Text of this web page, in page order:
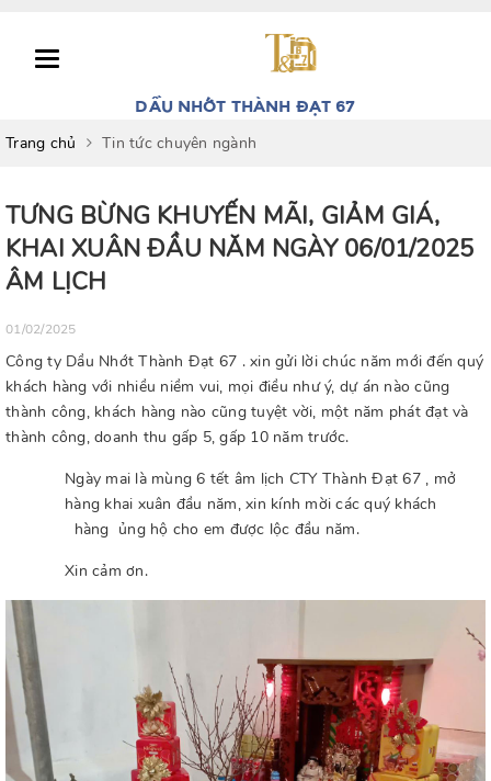
Toggle
DẦU NHỚT THÀNH ĐẠT 67
Trang chủ
Tin tức chuyên ngành
TƯNG BỪNG KHUYẾN MÃI, GIẢM GIÁ,
KHAI XUÂN ĐẦU NĂM NGÀY 06/01/2025
ÂM LỊCH
01/02/2025
Công ty Dầu Nhớt Thành Đạt 67 . xin gửi lời chúc năm mới đến quý
khách hàng với nhiều niềm vui, mọi điều như ý, dự án nào cũng
thành công, khách hàng nào cũng tuyệt vời, một năm phát đạt và
thành công, doanh thu gấp 5, gấp 10 năm trước.
Ngày mai là mùng 6 tết âm lịch CTY Thành Đạt 67 , mở
hàng khai xuân đầu năm, xin kính mời các quý khách
hàng ủng hộ cho em được lộc đầu năm.
Xin cảm ơn.